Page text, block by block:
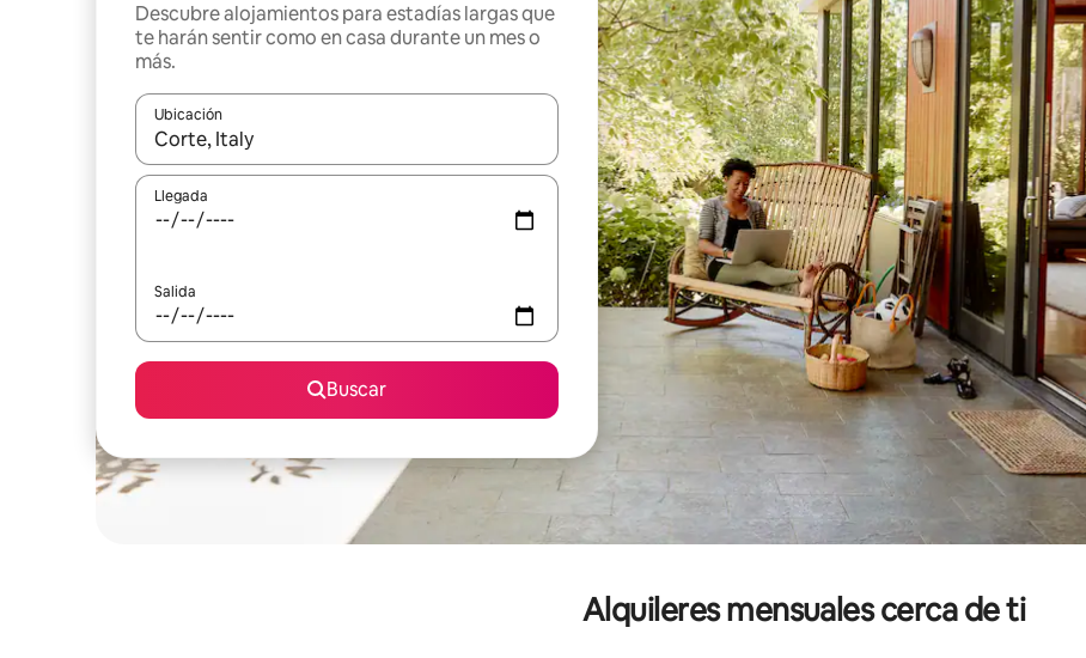
Descubre alojamientos para estadías largas que
te harán sentir como en casa durante un mes o
más.
Ubicación
Cuando los resultados estén disponibles, navega con las teclas de flecha hacia arriba y hacia abajo o explora con el tacto
Llegada
Salida
Buscar
Alquileres mensuales cerca de ti